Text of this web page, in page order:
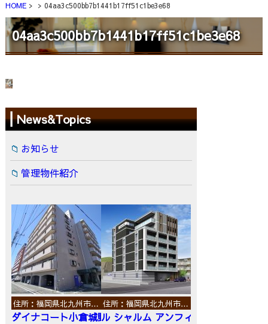
HOME 04aa3c500bb7b1441b17ff51c1be3e68
04aa3c500bb7b1441b17ff51c1be3e68
News&Topics
お知らせ
管理物件紹介
住所：福岡県北九州市…
ダイナコート小倉城野
住所：福岡県北九州市…
ル シャルム アンフィニ